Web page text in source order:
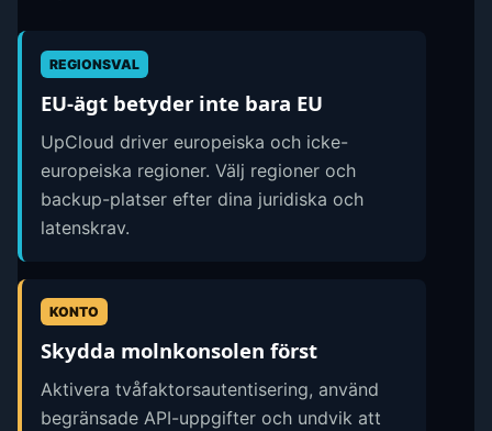
REGIONSVAL
EU-ägt betyder inte bara EU
UpCloud driver europeiska och icke-
europeiska regioner. Välj regioner och
backup-platser efter dina juridiska och
latenskrav.
KONTO
Skydda molnkonsolen först
Aktivera tvåfaktorsautentisering, använd
begränsade API-uppgifter och undvik att